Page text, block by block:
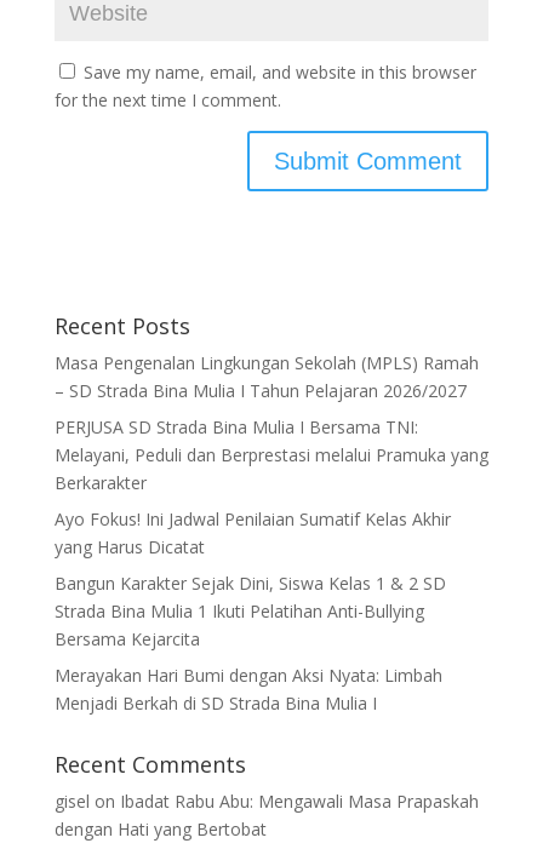
Save my name, email, and website in this browser
for the next time I comment.
Recent Posts
Masa Pengenalan Lingkungan Sekolah (MPLS) Ramah
– SD Strada Bina Mulia I Tahun Pelajaran 2026/2027
PERJUSA SD Strada Bina Mulia I Bersama TNI:
Melayani, Peduli dan Berprestasi melalui Pramuka yang
Berkarakter
Ayo Fokus! Ini Jadwal Penilaian Sumatif Kelas Akhir
yang Harus Dicatat
Bangun Karakter Sejak Dini, Siswa Kelas 1 & 2 SD
Strada Bina Mulia 1 Ikuti Pelatihan Anti-Bullying
Bersama Kejarcita
Merayakan Hari Bumi dengan Aksi Nyata: Limbah
Menjadi Berkah di SD Strada Bina Mulia I
Recent Comments
gisel on Ibadat Rabu Abu: Mengawali Masa Prapaskah
dengan Hati yang Bertobat